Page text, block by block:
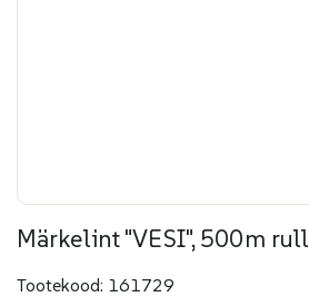
Märkelint "VESI", 500m rull
Tootekood: 161729